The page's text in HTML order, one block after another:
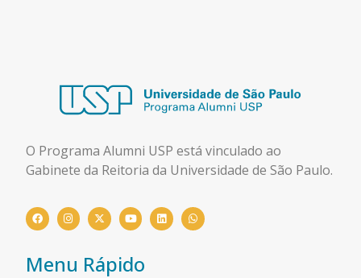
O Programa Alumni USP está vinculado ao
Gabinete da Reitoria da Universidade de São Paulo.
Menu Rápido